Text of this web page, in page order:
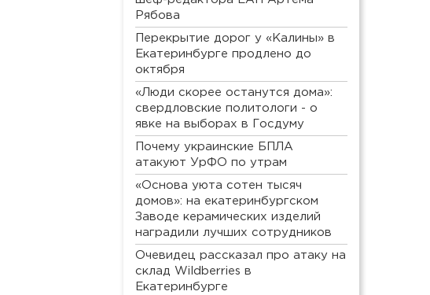
Рябова
Перекрытие дорог у «Калины» в
Екатеринбурге продлено до
октября
«Люди скорее останутся дома»:
свердловские политологи - о
явке на выборах в Госдуму
Почему украинские БПЛА
атакуют УрФО по утрам
«Основа уюта сотен тысяч
домов»: на екатеринбургском
Заводе керамических изделий
наградили лучших сотрудников
Очевидец рассказал про атаку на
склад Wildberries в
Екатеринбурге